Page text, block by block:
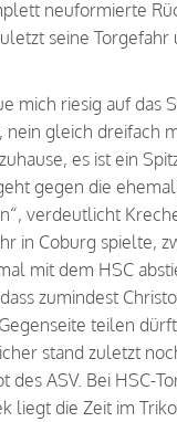
neuformierte
seine Torgefahr
mich riesig auf das
nein gleich dreifach
es ist ein
gegen die
verdeutlicht
in Coburg spielte,
mit dem HSC
zumindest
teilen
stand zuletzt
des ASV. Bei HSC-
liegt die Zeit im